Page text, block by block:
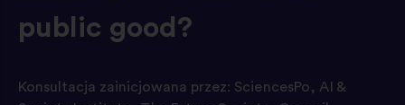
public good?
Konsultacja zainicjowana przez: SciencesPo, AI &